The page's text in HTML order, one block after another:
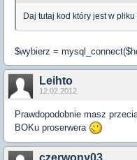
Daj tutaj kod który jest w pliku
$wybierz =
Leihto
12.02.2012
Prawdopodobnie masz
BOKu proserwera